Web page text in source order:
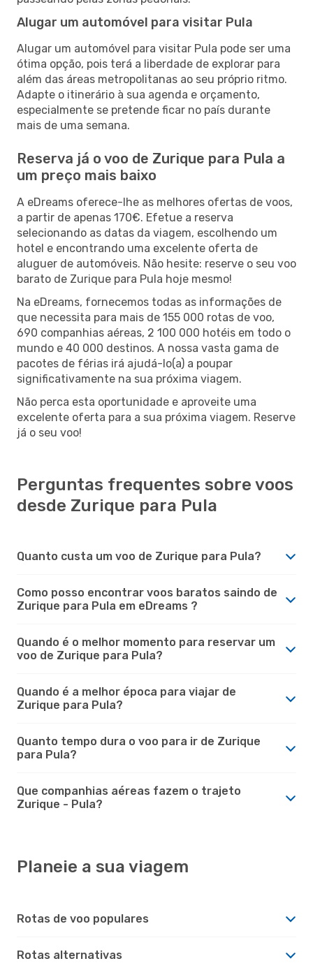
Alugar um automóvel para visitar Pula
Alugar um automóvel para visitar Pula pode ser uma
ótima opção, pois terá a liberdade de explorar para
além das áreas metropolitanas ao seu próprio ritmo.
Adapte o itinerário à sua agenda e orçamento,
especialmente se pretende ficar no país durante
mais de uma semana.
Reserva já o voo de Zurique para Pula a
um preço mais baixo
A eDreams oferece-lhe as melhores ofertas de voos,
a partir de apenas 170€. Efetue a reserva
selecionando as datas da viagem, escolhendo um
hotel e encontrando uma excelente oferta de
aluguer de automóveis. Não hesite: reserve o seu voo
barato de Zurique para Pula hoje mesmo!
Na eDreams, fornecemos todas as informações de
que necessita para mais de 155 000 rotas de voo,
690 companhias aéreas, 2 100 000 hotéis em todo o
mundo e 40 000 destinos. A nossa vasta gama de
pacotes de férias irá ajudá-lo(a) a poupar
significativamente na sua próxima viagem.
Não perca esta oportunidade e aproveite uma
excelente oferta para a sua próxima viagem. Reserve
já o seu voo!
Perguntas frequentes sobre voos
desde Zurique para Pula
Quanto custa um voo de Zurique para Pula?
Como posso encontrar voos baratos saindo de
Zurique para Pula em eDreams ?
Quando é o melhor momento para reservar um
voo de Zurique para Pula?
Quando é a melhor época para viajar de
Zurique para Pula?
Quanto tempo dura o voo para ir de Zurique
para Pula?
Que companhias aéreas fazem o trajeto
Zurique - Pula?
Planeie a sua viagem
Rotas de voo populares
Rotas alternativas